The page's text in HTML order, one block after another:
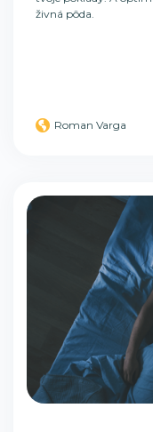
živná pôda.
Roman Varga